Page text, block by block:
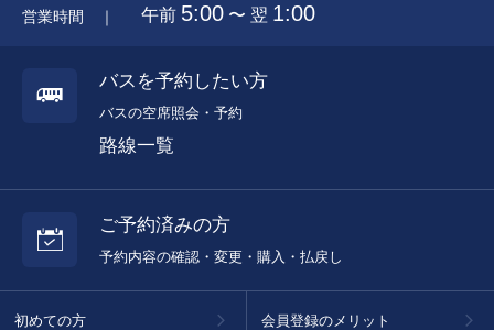
営業時間 ｜ 午前 5:00 〜 翌 1:00
バスを予約したい方
バスの空席照会・予約
路線一覧
ご予約済みの方
予約内容の確認・変更・購入・払戻し
初めての方 会員登録のメリット